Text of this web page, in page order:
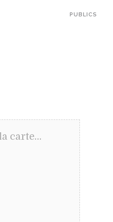
PUBLICS
carte…